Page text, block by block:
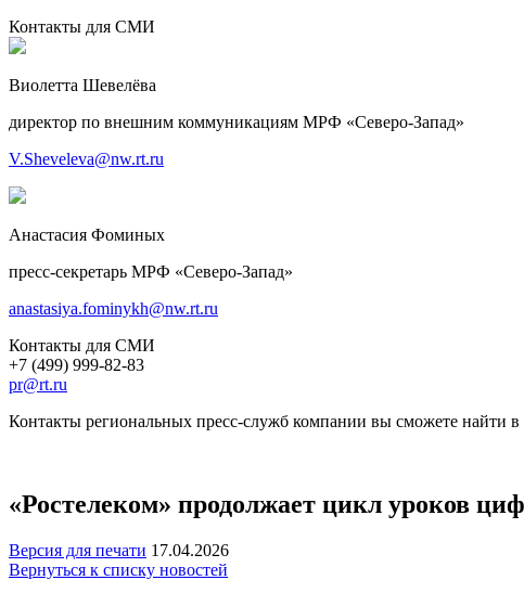
Контакты для СМИ
Виолетта Шевелёва
директор по внешним коммуникациям МРФ «Северо-Запад»
V.Sheveleva@nw.rt.ru
Анастасия Фоминых
пресс-секретарь МРФ «Северо-Запад»
anastasiya.fominykh@nw.rt.ru
Контакты для СМИ
+7 (499) 999-82-83
pr@rt.ru
Контакты региональных пресс-служб компании вы сможете найти
«Ростелеком» продолжает цикл уроков
Версия для печати 17.04.2026
Вернуться к списку новостей